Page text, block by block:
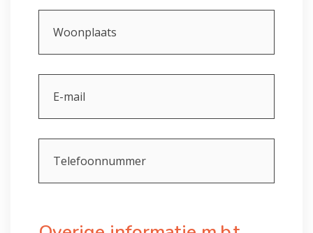
Woonplaats
E-
mail
Telefoonnummer